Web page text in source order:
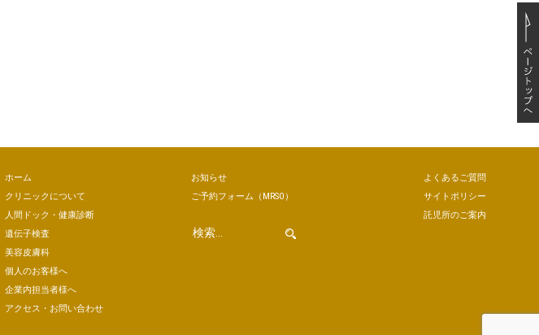
ホーム
クリニックについて
人間ドック・健康診断
遺伝子検査
美容皮膚科
個人のお客様へ
企業内担当者様へ
アクセス・お問い合わせ
お知らせ
ご予約フォーム （MRSO）
よくあるご質問
サイトポリシー
託児所のご案内